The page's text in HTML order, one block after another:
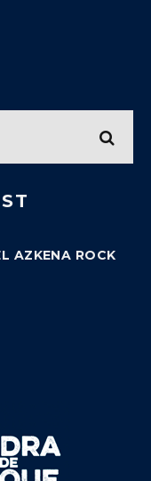
AZKENA ROCK